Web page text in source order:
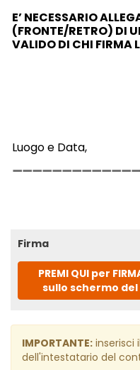
E’ NECESSARIO
(FRONTE/RETRO) DI
VALIDODI CHI FIRMA
Luogo e Data,
Firma
PREMI QUI per
sullo schermo
IMPORTANTE: inserisci
dell'intestatario del